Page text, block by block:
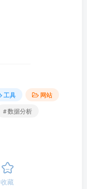
工具 网站
# 数据分析
收藏